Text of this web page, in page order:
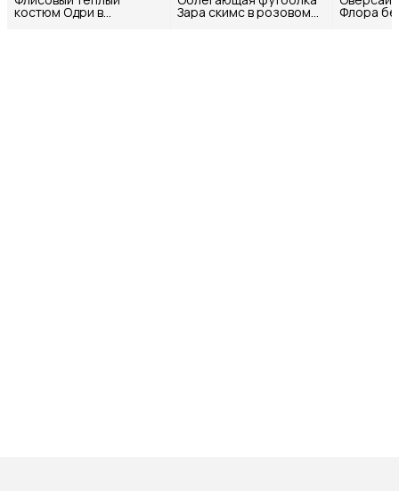
костюм Одри в
шоколадном цвете
Зара скимс в розовом
цвете
Флора
принтом